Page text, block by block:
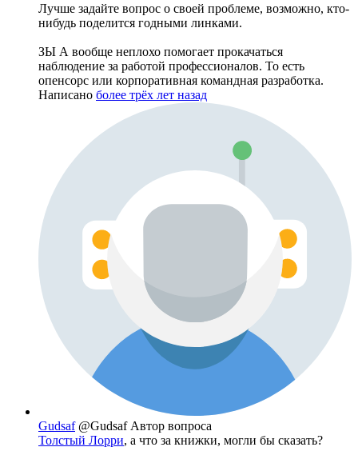
Лучше задайте вопрос о своей проблеме, возможно, кто-
нибудь поделится годными линками.
ЗЫ А вообще неплохо помогает прокачаться
наблюдение за работой профессионалов. То есть
опенсорс или корпоративная командная разработка.
Написано более трёх лет назад
Gudsaf @Gudsaf Автор вопроса
Толстый Лорри, а что за книжки, могли бы сказать?